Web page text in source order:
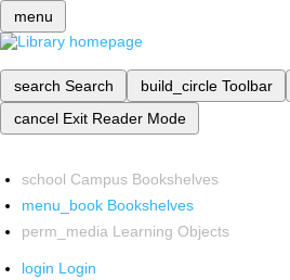
menu
search Search build_circle Toolbar
cancel Exit Reader Mode
school Campus Bookshelves
menu_book Bookshelves
perm_media Learning Objects
login Login